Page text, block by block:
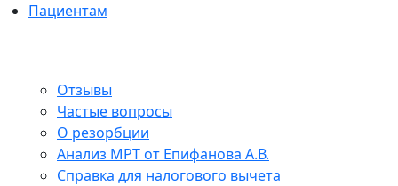
Пациентам
Отзывы
Частые вопросы
О резорбции
Анализ МРТ от Епифанова А.В.
Справка для налогового вычета